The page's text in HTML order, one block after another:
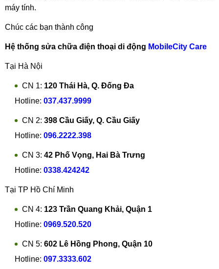
máy tính.
Chúc các bạn thành công
Hệ thống sửa chữa điện thoại di động MobileCity Care
Tại Hà Nội
CN 1: 120 Thái Hà, Q. Đống Đa
Hotline: 037.437.9999
CN 2: 398 Cầu Giấy, Q. Cầu Giấy
Hotline: 096.2222.398
CN 3: 42 Phố Vọng, Hai Bà Trưng
Hotline: 0338.424242
Tại TP Hồ Chí Minh
CN 4: 123 Trần Quang Khải, Quận 1
Hotline: 0969.520.520
CN 5: 602 Lê Hồng Phong, Quận 10
Hotline: 097.3333.602